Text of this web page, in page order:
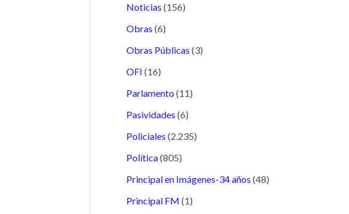
Noticias (156)
Obras (6)
Obras Públicas (3)
OFI (16)
Parlamento (11)
Pasividades (6)
Policiales (2.235)
Política(805)
Principal en Imágenes-34 años (48)
Principal FM (1)